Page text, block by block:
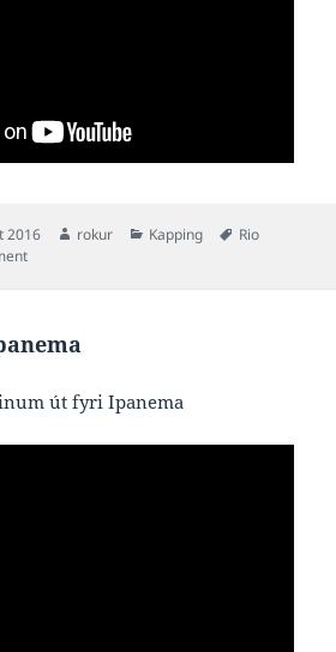
2016 Author
rokur Categories
Kapping Tags
Rio
on Rókur í Rio – Copacabana
út fyri Ipanema